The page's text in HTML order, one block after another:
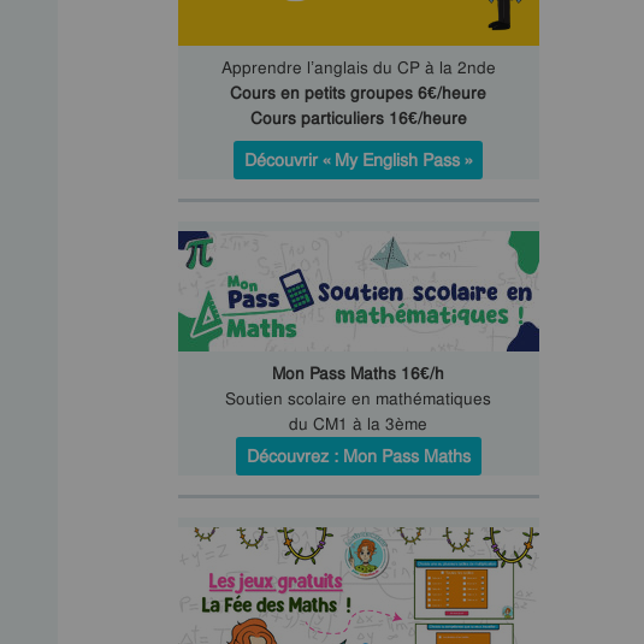
Apprendre l’anglais du CP à la 2nde
Cours en petits groupes 6€/heure
Cours particuliers 16€/heure
Découvrir « My English Pass »
Mon Pass Maths 16€/h
Soutien scolaire en mathématiques
du CM1 à la 3ème
Découvrez : Mon Pass Maths